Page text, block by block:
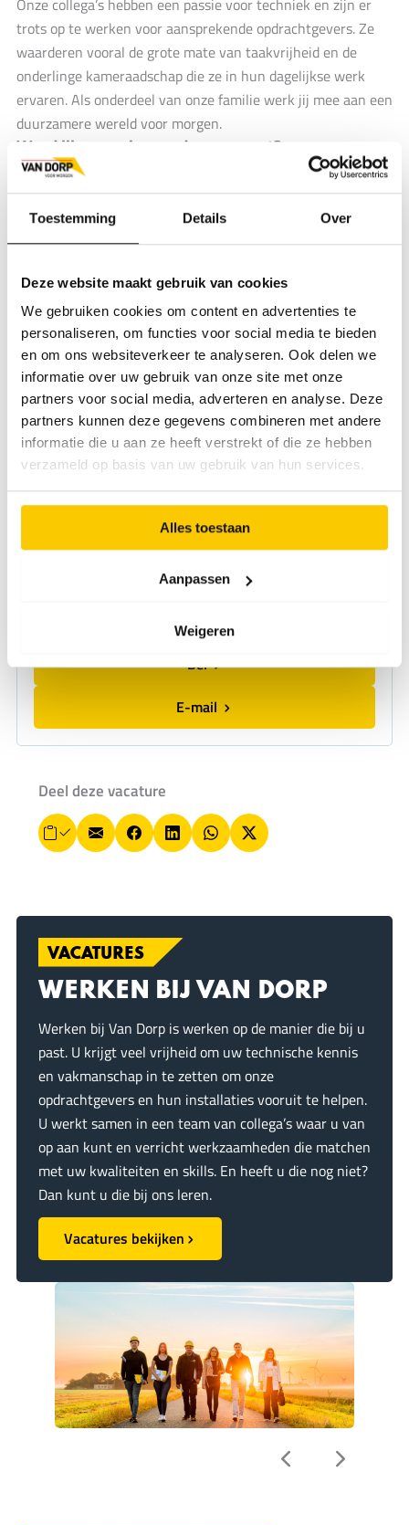
Toestemming Details Over
Deze website maakt gebruik van cookies
We gebruiken cookies om content en advertenties te
personaliseren, om functies voor social media te bieden
en om ons websiteverkeer te analyseren. Ook delen we
informatie over uw gebruik van onze site met onze
partners voor social media, adverteren en analyse. Deze
partners kunnen deze gegevens combineren met andere
informatie die u aan ze heeft verstrekt of die ze hebben
verzameld op basis van uw gebruik van hun services.
Alles toestaan
Aanpassen
Weigeren
Onze collega’s hebben een passie voor techniek en zijn er
trots op te werken voor aansprekende opdrachtgevers. Ze
waarderen vooral de grote mate van taakvrijheid en de
onderlinge kameraadschap die ze in hun dagelijkse werk
ervaren. Als onderdeel van onze familie werk jij mee aan een
duurzamere wereld voor morgen.
Word jij onze nieuwe dorpsgenoot?
Geïnteresseerd na het lezen van deze vacature?
Neem dan contact op met onze adviseur regio West, Tom
Beker, via 06-58915507 ofbeker@vandorp.eu.
prijs gesteld, al vertrouwen we uiteraard op ieders goede
bedoelingen.
Een referentiecheck kan onderdeel uitmaken van de
selectieprocedure.
Direct solliciteren
Tom Beker
Bel
E-mail
Deel deze vacature
L
i
o
i
ë
r
e
n
E
a
i
l
F
e
b
o
o
L
k
e
I
W
t
p
X
VACATURES
WERKEN BIJ VAN DORP
Werken bij Van Dorp is werken op de manier die bij u
past. U krijgt veel vrijheid om uw technische kennis
en vakmanschap in te zetten om onze
opdrachtgevers en hun installaties vooruit te helpen.
U werkt samen in een team van collega’s waar u van
op aan kunt en verricht werkzaamheden die matchen
met uw kwaliteiten en skills. En heeft u die nog niet?
Dan kunt u die bij ons leren.
Vacatures bekijken